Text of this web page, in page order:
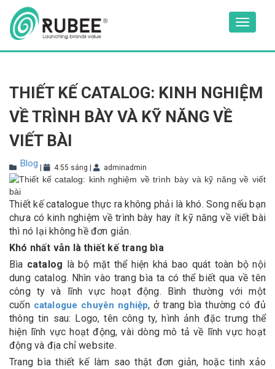
content
Toggle
THIẾT KẾ CATALOG: KINH NGHIỆM
VỀ TRÌNH BÀY VÀ KỸ NĂNG VỀ
VIẾT BÀI
Blog 4:55 sáng adminadmin
Thiết kế catalogue thực ra không phải là khó. Song nếu bạn
chưa có kinh nghiệm về trình bày hay ít kỹ năng về viết bài
thì nó lại không hề đơn giản.
Khó nhất vẫn là thiết kế trang bìa
Bìa catalog là bộ mặt thể hiện khá bao quát toàn bộ nội
dung catalog. Nhìn vào trang bìa ta có thể biết qua về tên
công ty và lĩnh vực hoạt động. Bình thường với một
cuốn catalogue chuyên nghiệp, ở trang bìa thường có đủ
thông tin sau: Logo, tên công ty, hình ảnh đặc trưng thể
hiện lĩnh vực hoạt động, vài dòng mô tả về lĩnh vực hoạt
động và địa chỉ website.
Trang bìa thiết kế làm sao thật đơn giản, hoặc tinh xảo